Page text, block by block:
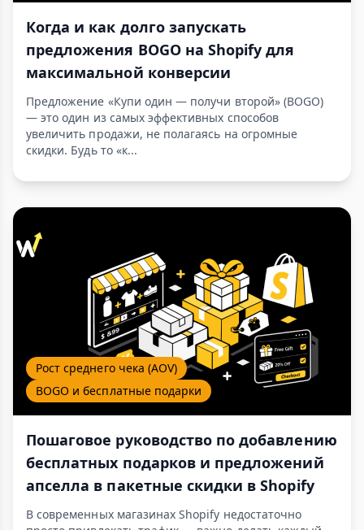
Когда и как долго запускать
предложения BOGO на Shopify для
максимальной конверсии
Предложение «Купи один — получи второй» (BOGO)
— это один из самых эффективных способов
увеличить продажи, не полагаясь на огромные
скидки. Будь то «к...
Рост среднего чека (AOV)
BOGO и бесплатные подарки
Пошаговое руководство по добавлению
бесплатных подарков и предложений
апселла в пакетные скидки в Shopify
В современных магазинах Shopify недостаточно